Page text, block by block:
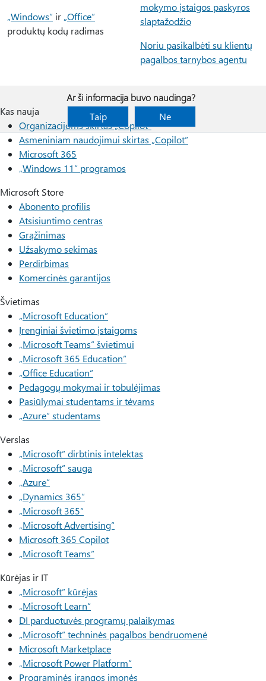
„Windows“ ir „Office“
produktų kodų radimas
mokymo įstaigos paskyros
slaptažodžio
Noriu pasikalbėti su klientų
pagalbos tarnybos agentu
Ar ši informacija buvo naudinga?
Taip
Ne
Kas nauja
Organizacijoms skirtas „Copilot“
Asmeniniam naudojimui skirtas „Copilot“
Microsoft 365
„Windows 11“ programos
Microsoft Store
Abonento profilis
Atsisiuntimo centras
Grąžinimas
Užsakymo sekimas
Perdirbimas
Komercinės garantijos
Švietimas
„Microsoft Education“
Įrenginiai švietimo įstaigoms
„Microsoft Teams“ švietimui
„Microsoft 365 Education“
„Office Education“
Pedagogų mokymai ir tobulėjimas
Pasiūlymai studentams ir tėvams
„Azure“ studentams
Verslas
„Microsoft“ dirbtinis intelektas
„Microsoft“ sauga
„Azure”
„Dynamics 365“
„Microsoft 365“
„Microsoft Advertising“
Microsoft 365 Copilot
„Microsoft Teams“
Kūrėjas ir IT
„Microsoft“ kūrėjas
„Microsoft Learn“
DI parduotuvės programų palaikymas
„Microsoft“ techninės pagalbos bendruomenė
Microsoft Marketplace
„Microsoft Power Platform“
Programinės įrangos įmonės